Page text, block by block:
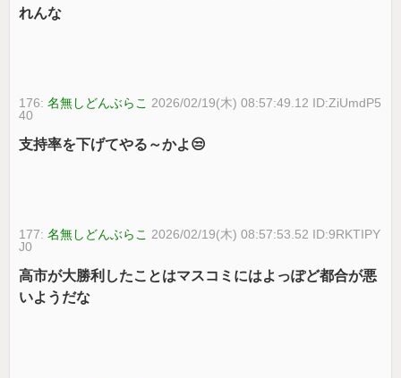
れんな
176:名無しどんぶらこ 2026/02/19(木) 08:57:49.12 ID:ZiUmdP5
40
支持率を下げてやる～かよ😒
177:名無しどんぶらこ 2026/02/19(木) 08:57:53.52 ID:9RKTIPY
J0
高市が大勝利したことはマスコミにはよっぽど都合が悪
いようだな